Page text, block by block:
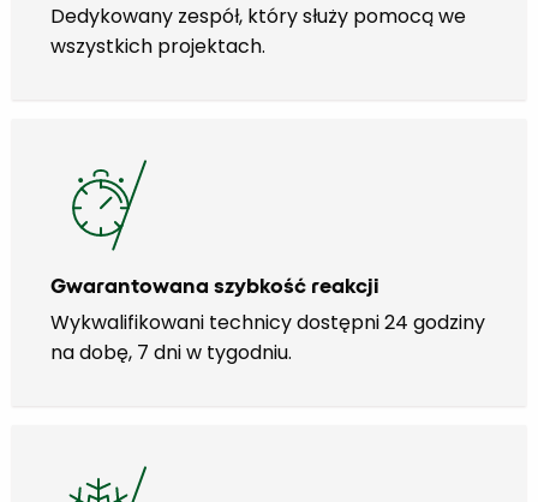
Dedykowany zespół, który służy pomocą we
wszystkich projektach.
Gwarantowana szybkość reakcji
Wykwalifikowani technicy dostępni 24 godziny
na dobę, 7 dni w tygodniu.